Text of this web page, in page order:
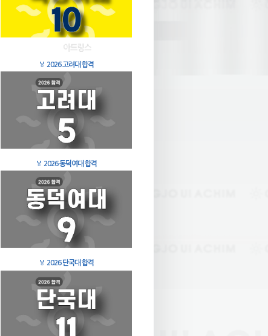
🏅 2026 고려대 합격
🏅 2026 동덕여대 합격
🏅 2026 단국대 합격